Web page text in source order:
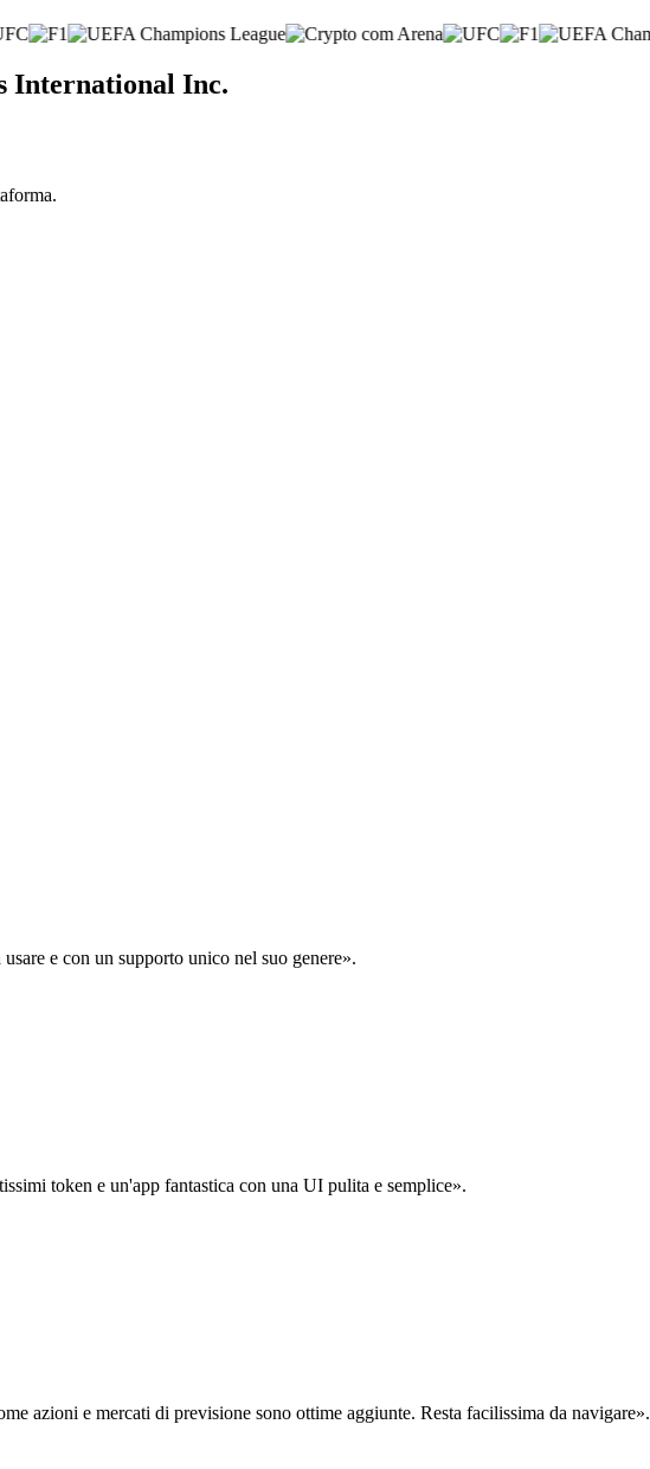
International Inc.
e con un supporto unico nel suo genere».
token e un'app fantastica con una UI pulita e semplice».
azioni e mercati di previsione sono ottime aggiunte. Resta facilissima da navigare».